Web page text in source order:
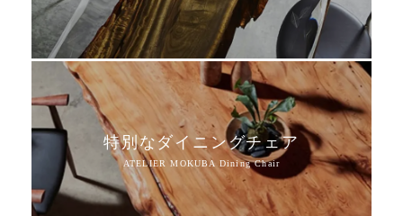
特別なダイニングチェア